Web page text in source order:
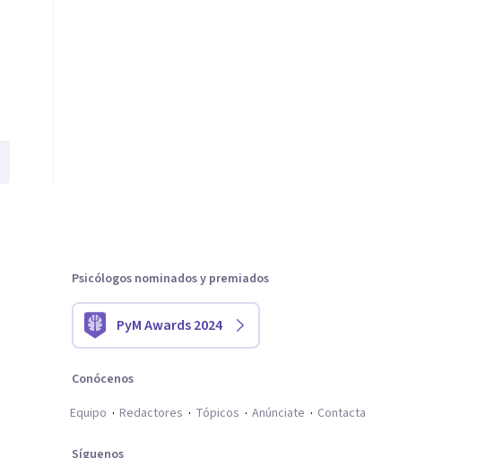
Psicólogos nominados y premiados
PyM Awards 2024
Conócenos
Equipo
Redactores Tópicos Anúnciate Contacta
Síguenos